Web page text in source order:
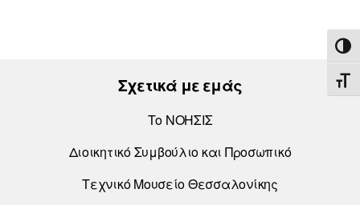
Σχετικά με εμάς
Το ΝΟΗΣΙΣ
Διοικητικό Συμβούλιο και Προσωπικό
Τεχνικό Μουσείο Θεσσαλονίκης